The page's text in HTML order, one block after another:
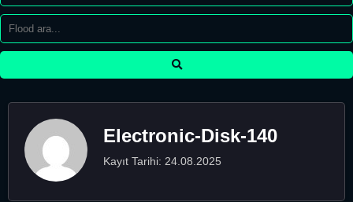
Electronic-Disk-140
Kayıt Tarihi: 24.08.2025